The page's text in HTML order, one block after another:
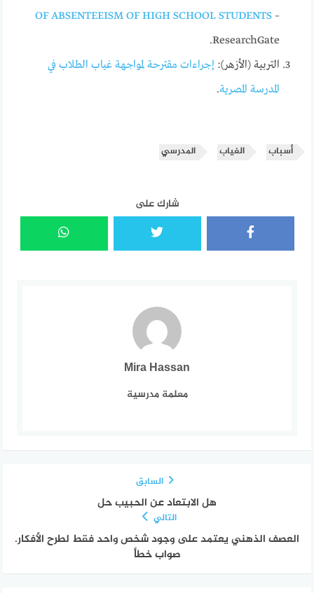
OF ABSENTEEISM OF HIGH SCHOOL STUDENTS–
ResearchGate.
التربية (الأزهر):إجراءات مقترحة لمواجهة غياب الطلاب في
المدرسة المصرية.
أسباب الغياب المدرسي
شارك على
Mira Hassan
معلمة مدرسية
السابق
هل الابتعاد عن الحبيب حل
التالي
العصف الذهني يعتمد على وجود شخص واحد فقط لطرح الأفكار.
صواب خطأ